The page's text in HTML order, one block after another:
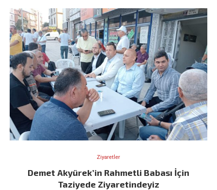
Ziyaretler
Demet Akyürek’in Rahmetli Babası İçin
Taziyede Ziyaretindeyiz